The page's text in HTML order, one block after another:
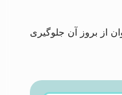
از بروز آن جلوگیری